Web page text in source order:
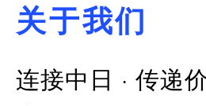
关于我们
连接中日 · 传递